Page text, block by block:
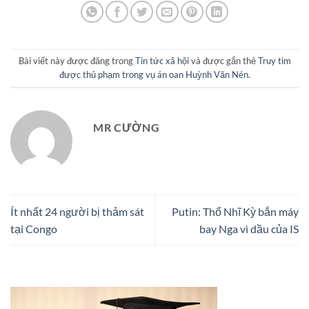
Bài viết này được đăng trongTin tức xã hộivà được gắn thẻTruy tìm
được thủ phạm trong vụ án oan Huỳnh Văn Nén.
MR CƯỜNG
Ít nhất 24 người bị thảm sát
tại Congo
Putin: Thổ Nhĩ Kỳ bắn máy
bay Nga vì dầu của IS